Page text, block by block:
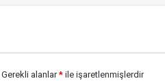
Gerekli alanlar* ile işaretlenmişlerdir